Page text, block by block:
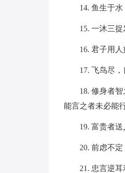
14. 鱼生于
15. 一沐三
16. 君子用人
17. 飞鸟尽
18. 修身者
能言之者未必能
19. 富贵者
20. 前虑不定
21. 忠言逆